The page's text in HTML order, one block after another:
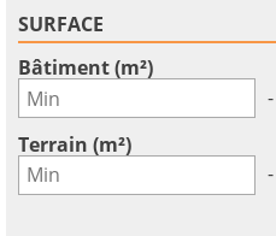
SURFACE
Bâtiment (m²)
-
Terrain (m²)
-
USD - $
GBP - £
Sauvegarder
Ελληνικά
Français
Deutsch
plait
S'
inscrire
pour
utiliser
cette
fonctionnalité